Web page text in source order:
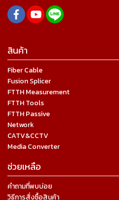
สินค้า
Fiber Cable
Fusion Splicer
FTTH Measurement
FTTH Tools
FTTH Passive
Network
CATV&CCTV
Media Converter
ช่วยเหลือ
คำถามที่พบบ่อย
วิธีการสั่งซื้อสินค้า